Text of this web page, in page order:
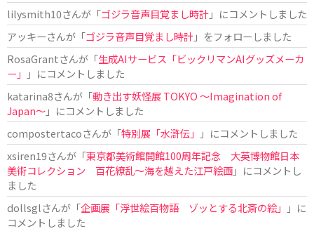
lilysmith10さんが「ゴジラ音声目覚まし時計」にコメントしました
アッキーさんが「ゴジラ音声目覚まし時計」をフォローしました
RosaGrantさんが「生成AIサービス「ビックリマンAIグッズメーカ
ー」
」にコメントしました
katarina8さんが「動き出す妖怪展 TOKYO 〜Imagination of
Japan〜」にコメントしました
compostertacoさんが「特別展「水滸伝」
」にコメントしました
xsiren19さんが「東京都美術館開館100周年記念 大英博物館日本
美術コレクション 百花繚乱～海を越えた江戸絵画」にコメントし
ました
dollsglさんが「企画展「浮世絵百物語 ゾッとする北斎の絵」
」に
コメントしました